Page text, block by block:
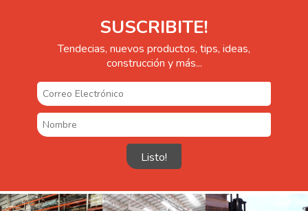
SUSCRIBITE!
Tendecias, nuevos productos, tips, ideas,
construcción y más...